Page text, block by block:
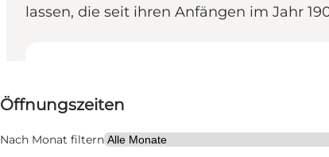
lassen, die seit ihren Anfängen im Jahr
Öffnungszeiten
Nach Monat filtern
Kostenlos
Website besuchen